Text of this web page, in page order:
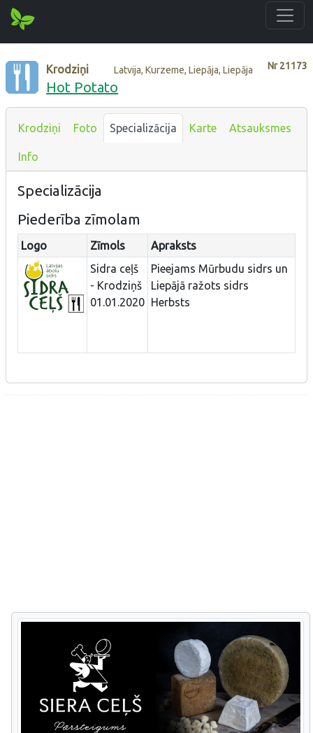
Nr21173
Krodziņi Latvija, Kurzeme, Liepāja, Liepāja
Hot Potato
Krodziņi Foto Specializācija Karte Atsauksmes
Info
Specializācija
Piederība zīmolam
Logo Zīmols
Apraksts
Sidra ceļš
- Krodziņš
01.01.2020
Pieejams Mūrbudu sidrs un
Liepājā ražots sidrs
Herbsts